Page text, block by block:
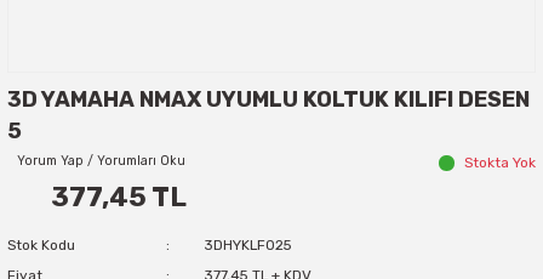
3D YAMAHA NMAX UYUMLU KOLTUK KILIFI DESEN
5
Yorum Yap / Yorumları Oku Stokta Yok
377,45 TL
Stok Kodu
3DHYKLF025
Fiyat
377,45 TL + KDV